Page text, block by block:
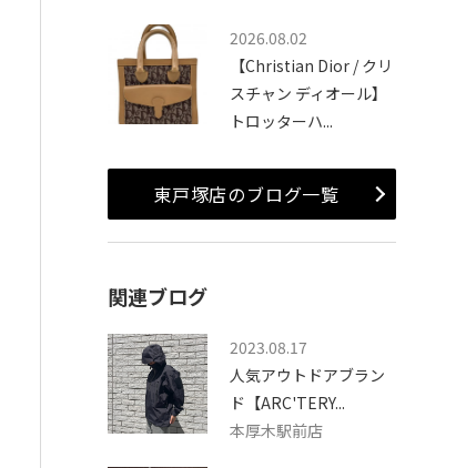
2026.08.02
【Christian Dior / クリ
スチャン ディオール】
トロッターハ...
東戸塚店のブログ一覧
関連ブログ
2023.08.17
人気アウトドアブラン
ド【ARC'TERY...
本厚木駅前店